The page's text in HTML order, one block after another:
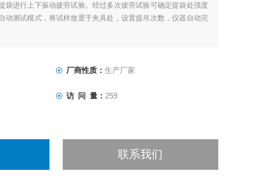
袋进行上下振动疲劳试验。经过多次疲劳试验可确定提袋处强度
动测试模式，将试样放置于夹具处，设置提吊次数，仪器自动完
厂商性质： 生产厂家
访 问 量： 259
联系我们